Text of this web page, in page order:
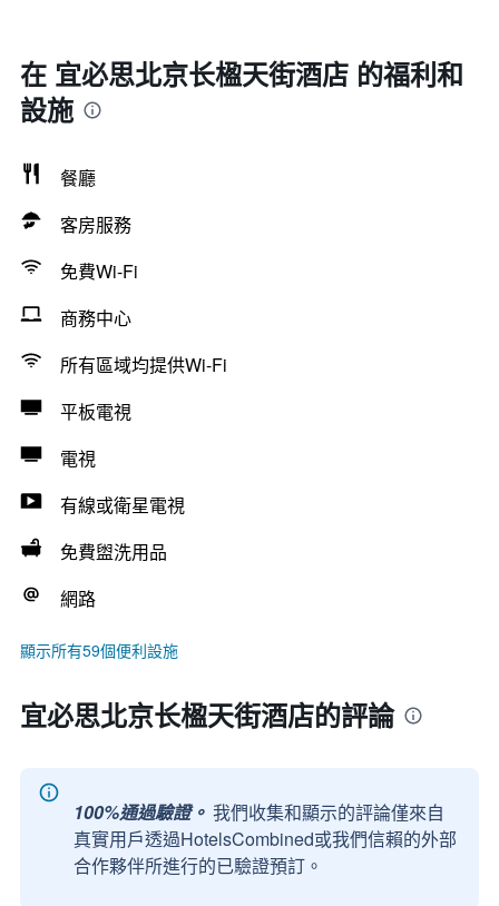
在 宜必思北京长楹天街酒店 的福利和
設施
餐廳
客房服務
免費Wi-Fi
商務中心
所有區域均提供Wi-Fi
平板電視
電視
有線或衛星電視
免費盥洗用品
網路
顯示所有59個便利設施
宜必思北京长楹天街酒店的評論
100%通過驗證。 我們收集和顯示的評論僅來自
真實用戶透過HotelsCombined或我們信賴的外部
合作夥伴所進行的已驗證預訂。